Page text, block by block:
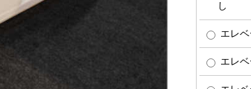
し
エレ
エレ